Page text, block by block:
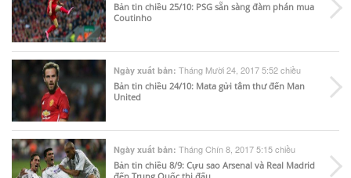
Bản tin chiều 25/10: PSG sẵn sàng đàm phán mua
Coutinho
Ngày xuất bản: Tháng Mười 24, 2017 5:52 chiều
Bản tin chiều 24/10: Mata gửi tâm thư đến Man
United
Ngày xuất bản: Tháng Chín 8, 2017 5:15 chiều
Bản tin chiều 8/9: Cựu sao Arsenal và Real Madrid